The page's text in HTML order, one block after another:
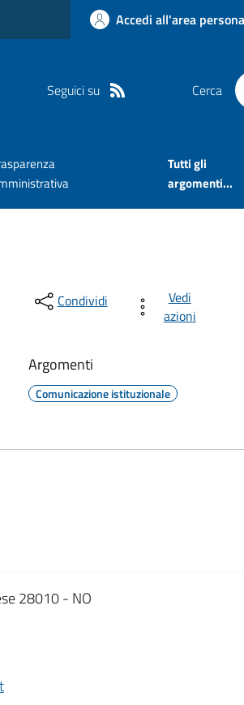
Accedi all'area
Seguici su Cerca
Tutti gli
argomenti...
Condividi
Vedi
azioni
Argomenti
Comunicazione istituzionale
28010 - NO